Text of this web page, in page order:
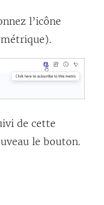
l’icône
métrique).
de cette
le bouton.